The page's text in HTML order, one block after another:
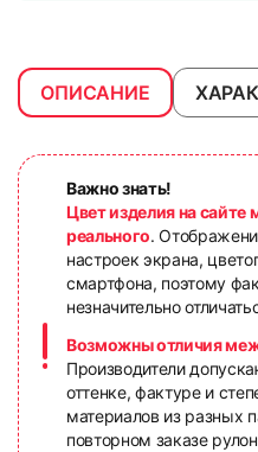
ОПИСАНИЕ
Важно знать!
Цвет изделия на сайте
реального.
настроек экрана,
смартфона, поэтому
незначительно
Возможны отличия
Производители
оттенке, фактуре и
материалов из разных
повторном заказе